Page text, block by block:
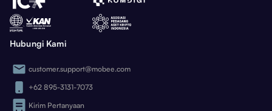
Hubungi Kami
customer.support@mobee.com
+62 895-3131-7073
Kirim Pertanyaan